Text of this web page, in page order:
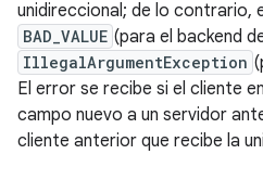
unidireccional; de lo contrario,
BAD_VALUE (para el backend
IllegalArgumentException
El error se recibe si el cliente
campo nuevo a un servidor
cliente anterior que recibe la